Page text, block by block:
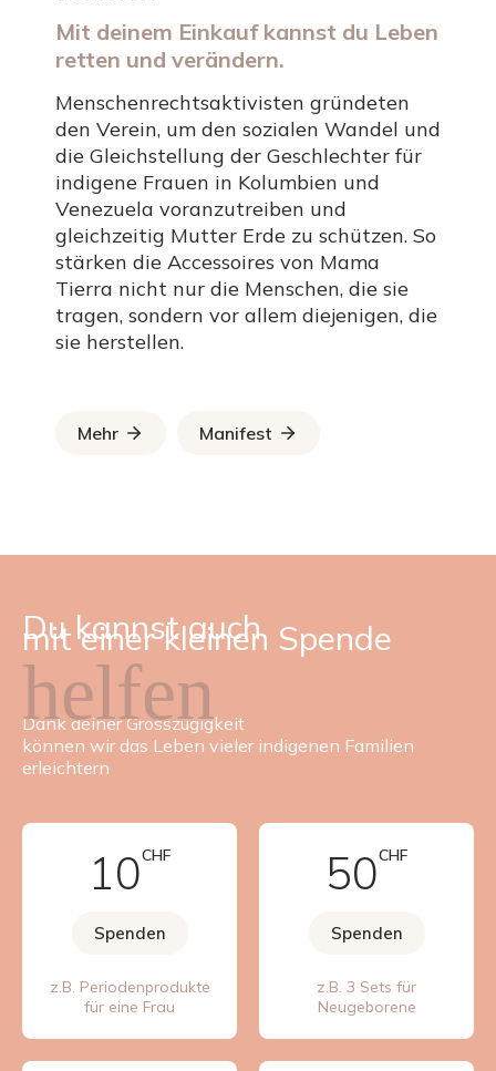
Mit deinem Einkauf kannst du Leben
retten und verändern.
Menschenrechtsaktivisten gründeten
den Verein, um den sozialen Wandel und
die Gleichstellung der Geschlechter für
indigene Frauen in Kolumbien und
Venezuela voranzutreiben und
gleichzeitig Mutter Erde zu schützen. So
stärken die Accessoires von Mama
Tierra nicht nur die Menschen, die sie
tragen, sondern vor allem diejenigen, die
sie herstellen.
Mehr Manifest
Du kannst auch
mit einer kleinen Spende
helfen
Dank deiner Grosszügigkeit
können wir das Leben vieler indigenen Familien
erleichtern
10CHF
Spenden
z.B. Periodenprodukte
für eine Frau
50CHF
Spenden
z.B. 3 Sets für
Neugeborene